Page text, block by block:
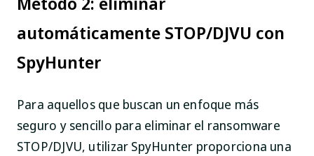
automáticamente STOP/DJVU con
SpyHunter
Para aquellos que buscan un enfoque más
seguro y sencillo para eliminar el ransomware
STOP/DJVU, utilizar SpyHunter proporciona una